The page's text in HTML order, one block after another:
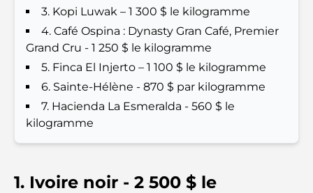
Que faire à Dubaï en été : le guide ultime pour
profiter de la chaleur
Cadeaux de luxe pour hommes : des idées de
présents attentionnés et intemporels
Écoles à proximité de Palm Jumeirah : un guide
complet pour les familles
3. Kopi Luwak – 1 300 $ le kilogramme
4. Café Ospina : Dynasty Gran Café, Premier
Grand Cru - 1 250 $ le kilogramme
5. Finca El Injerto – 1 100 $ le kilogramme
6. Sainte-Hélène - 870 $ par kilogramme
7. Hacienda La Esmeralda - 560 $ le
kilogramme
1. Ivoire noir - 2 500 $ le